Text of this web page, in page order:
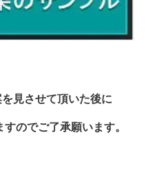
見させて頂いた後に
のでご了承願います。